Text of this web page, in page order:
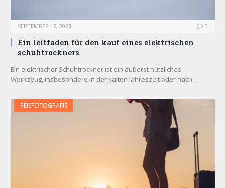
SEPTEMBER 15, 2023 0
Ein leitfaden für den kauf eines elektrischen
schuhtrockners
Ein elektrischer Schuhtrockner ist ein äußerst nützliches
Werkzeug, insbesondere in der kalten Jahreszeit oder nach…
REISFOTOGRAFIE